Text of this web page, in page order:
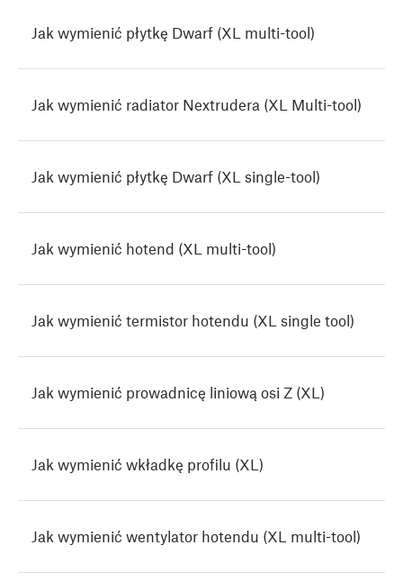
Jak wymienić płytkę Dwarf (XL multi-tool)
Jak wymienić radiator Nextrudera (XL Multi-tool)
Jak wymienić płytkę Dwarf (XL single-tool)
Jak wymienić hotend (XL multi-tool)
Jak wymienić termistor hotendu (XL single tool)
Jak wymienić prowadnicę liniową osi Z (XL)
Jak wymienić wkładkę profilu (XL)
Jak wymienić wentylator hotendu (XL multi-tool)